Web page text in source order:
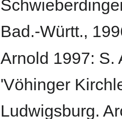
Bad.-Württ.,
Arnold 1997: S.
'Vöhinger
Ludwigsburg.